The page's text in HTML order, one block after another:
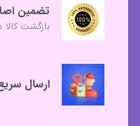
تضمین
بازگشت
ارسال